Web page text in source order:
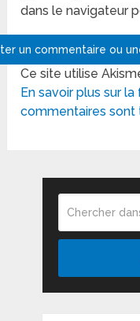
dans le navigateur
Ce site utilise
En savoir plus sur
commentaires sont